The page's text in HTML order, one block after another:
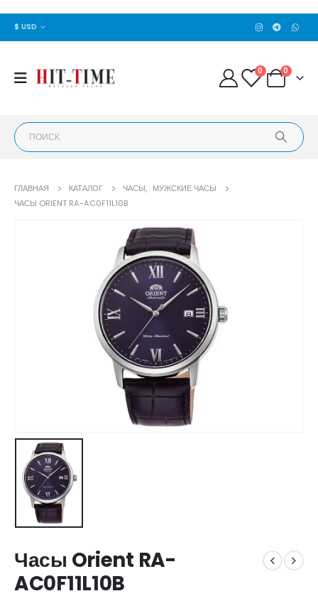
$ USD
0 0
ГЛАВНАЯ КАТАЛОГ ЧАСЫ, МУЖСКИЕ ЧАСЫ
ЧАСЫ ORIENT RA-AC0F11L10B
Часы Orient RA-
AC0F11L10B